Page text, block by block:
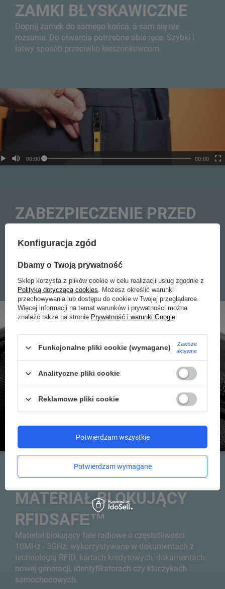
ZAMKI BŁYSKAWICZNE
Dopnij zamek do samego końca, a sam się nie
rozsunie. Do otwarcia potrzebne obie ręce. Szybki i
łatwy sposób przeciwko kieszonkowcom.
ZABEZPIECZENIE PRZED
KRADZIEŻĄ ZIP CLIP
Zabezpieczenie przed próbami manipulacji przy
zamku lub samoczynnym rozsunięciem się zapięcia.
MATERIAŁ BLOKUJĄCY
RFIDSAFE™
Materiał blokujący fale radiowe o częstotliwości
10MHz - 3GHz. wykorzystywane w dokumentach z
technologią RFID, kartach kredytowych, dokumentach
nowej generacji, identyfikatorach czy kluczykach
samochodowych.
Konfiguracja zgód
Dbamy o Twoją prywatność
Sklep korzysta z plików cookie w celu realizacji usług zgodnie z
Polityką dotyczącą cookies. Możesz określić warunki
przechowywania lub dostępu do cookie w Twojej przeglądarce.
Więcej informacji na temat warunków i prywatności można
znaleźć także na stronie Prywatność i warunki Google.
Funkcjonalne pliki cookie (wymagane)
Zawsze
aktywne
Analityczne pliki cookie
Reklamowe pliki cookie
Potwierdzam wymagane
Potwierdzam wszystkie